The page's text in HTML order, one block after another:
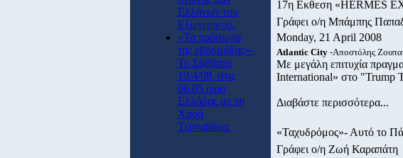
Ελλήνων του
Εξωτερικού.
«Τα πρόσωπα
της εβδομάδας»-
Το Σάββατο
19/4/08, στις
06.05 ώρα
Ελλάδας με τη
Χαρά
Τζαναβάρα.
17η Εκθεση «HERMES
Γράφει ο/η Μπάμπης
Monday, 21 April 2008
Atlantic City -Αποστόλης
Με μεγάλη επιτυχία
International» στο "Trump
Διαβάστε περισσότερα...
«Ταχυδρόμος»- Αυτό το
Γράφει ο/η Ζωή Καραπάτη